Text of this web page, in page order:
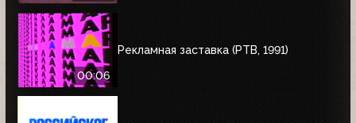
00:06
Рекламная заставка (РТВ, 1991)